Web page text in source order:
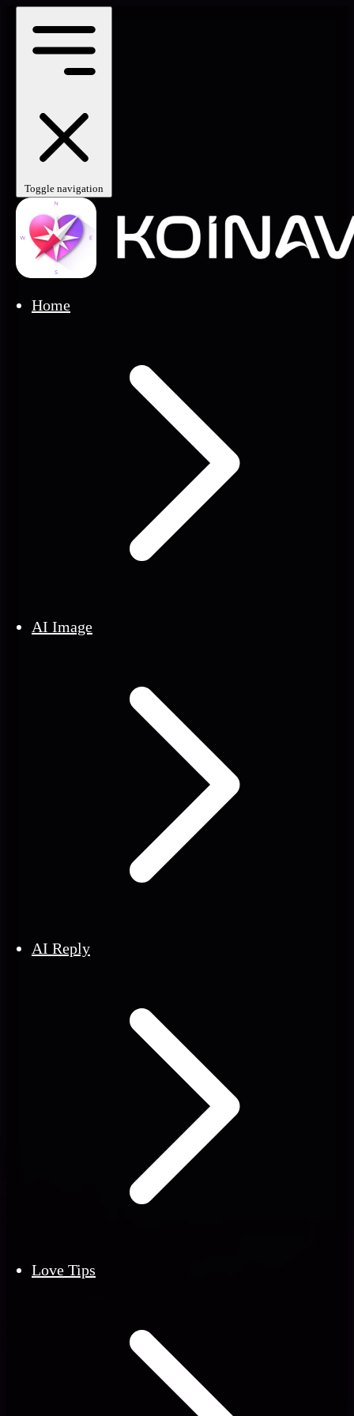
Toggle navigation
Home
AI Image
AI Reply
Love Tips